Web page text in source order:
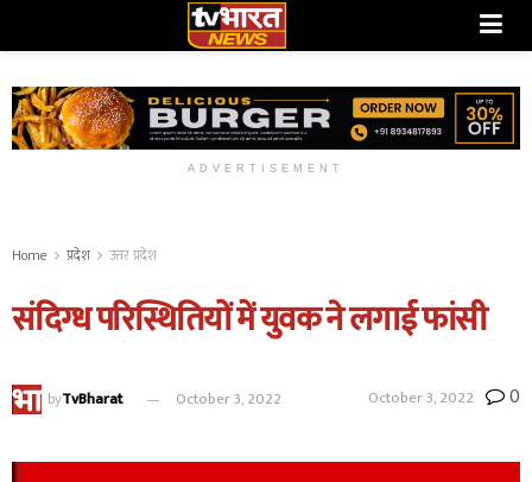
ADVERTISEMENT
Home प्रदेश उत्तर प्रदेश
संदिग्ध परिस्थितियों में युवक ने लगाई फांसी
byTvBharat October 3, 2022 October 3, 2022 0